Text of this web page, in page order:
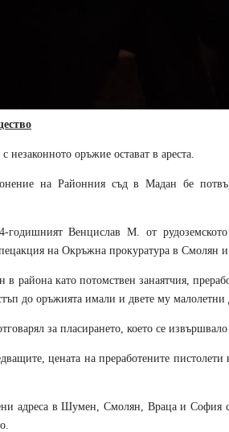
незаконното оръжие остават в ареста.
на Районния съд в Мадан бе
годишният Венцислав М от
на Окръжна прокуратура в Смолян
в района като потомствен занаятчия,
до оръжията имали и двете му малолетни
за пласирането, което се
цената на преработените
адреса в Шумен, Смолян, Враца и София